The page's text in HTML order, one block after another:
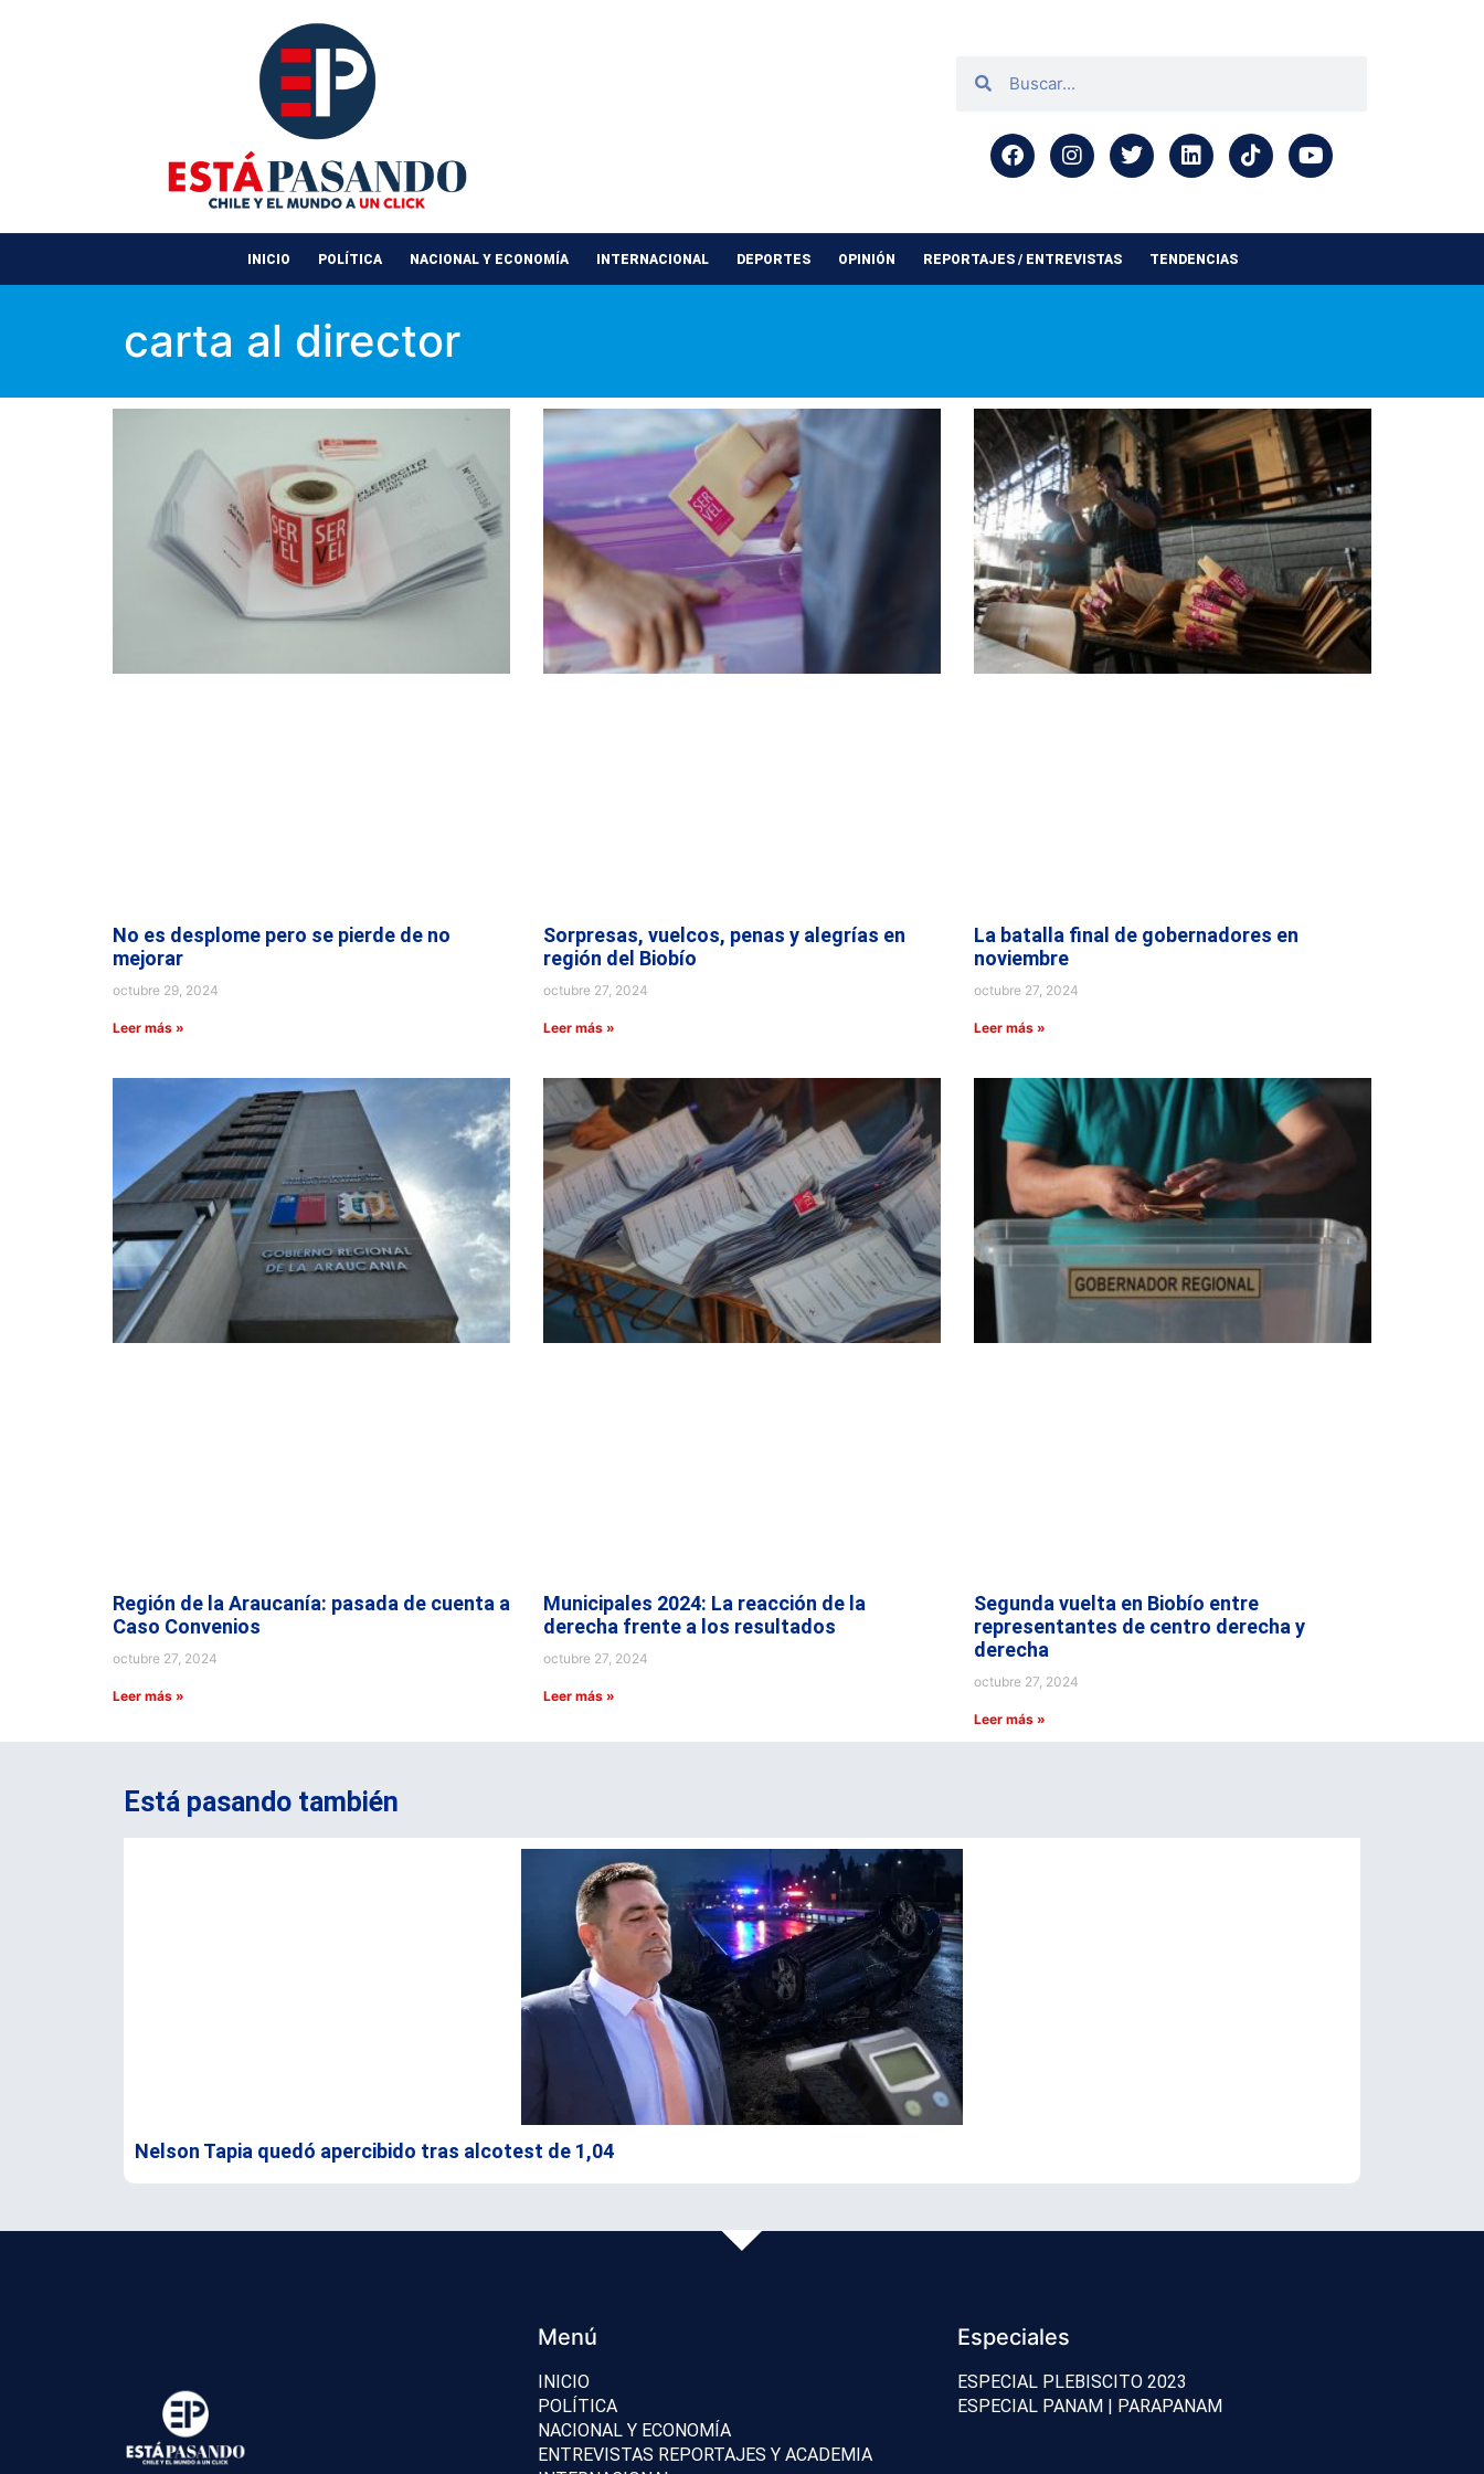
INICIO POLÍTICA NACIONAL Y ECONOMÍA INTERNACIONAL DEPORTES OPINIÓN REPORTAJES / ENTREVISTAS TENDENCIAS
carta al director
No es desplome pero se pierde de no
mejorar
octubre 29, 2024
Leer más »
Sorpresas, vuelcos, penas y alegrías en
región del Biobío
octubre 27, 2024
Leer más »
La batalla final de gobernadores en
noviembre
octubre 27, 2024
Leer más »
Región de la Araucanía: pasada de cuenta a
Caso Convenios
octubre 27, 2024
Leer más »
Municipales 2024: La reacción de la
derecha frente a los resultados
octubre 27, 2024
Leer más »
Segunda vuelta en Biobío entre
representantes de centro derecha y
derecha
octubre 27, 2024
Leer más »
Está pasando también
Nelson Tapia quedó apercibido tras alcotest de 1,04
Menú
INICIO
POLÍTICA
NACIONAL Y ECONOMÍA
ENTREVISTAS REPORTAJES Y ACADEMIA
Especiales
ESPECIAL PLEBISCITO 2023
ESPECIAL PANAM | PARAPANAM